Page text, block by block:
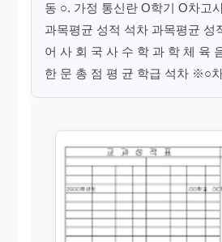
동 ○. 가정 통신란 O학기 O차고
과목평균 성적 석차 과목평균 성
어 사 회 국 사 수 학 과 학 체 육
한 문 총 점 평 균 학급 석차 ※○